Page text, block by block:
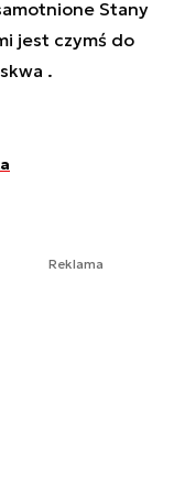
Stany
jest czymś do
.
Reklama